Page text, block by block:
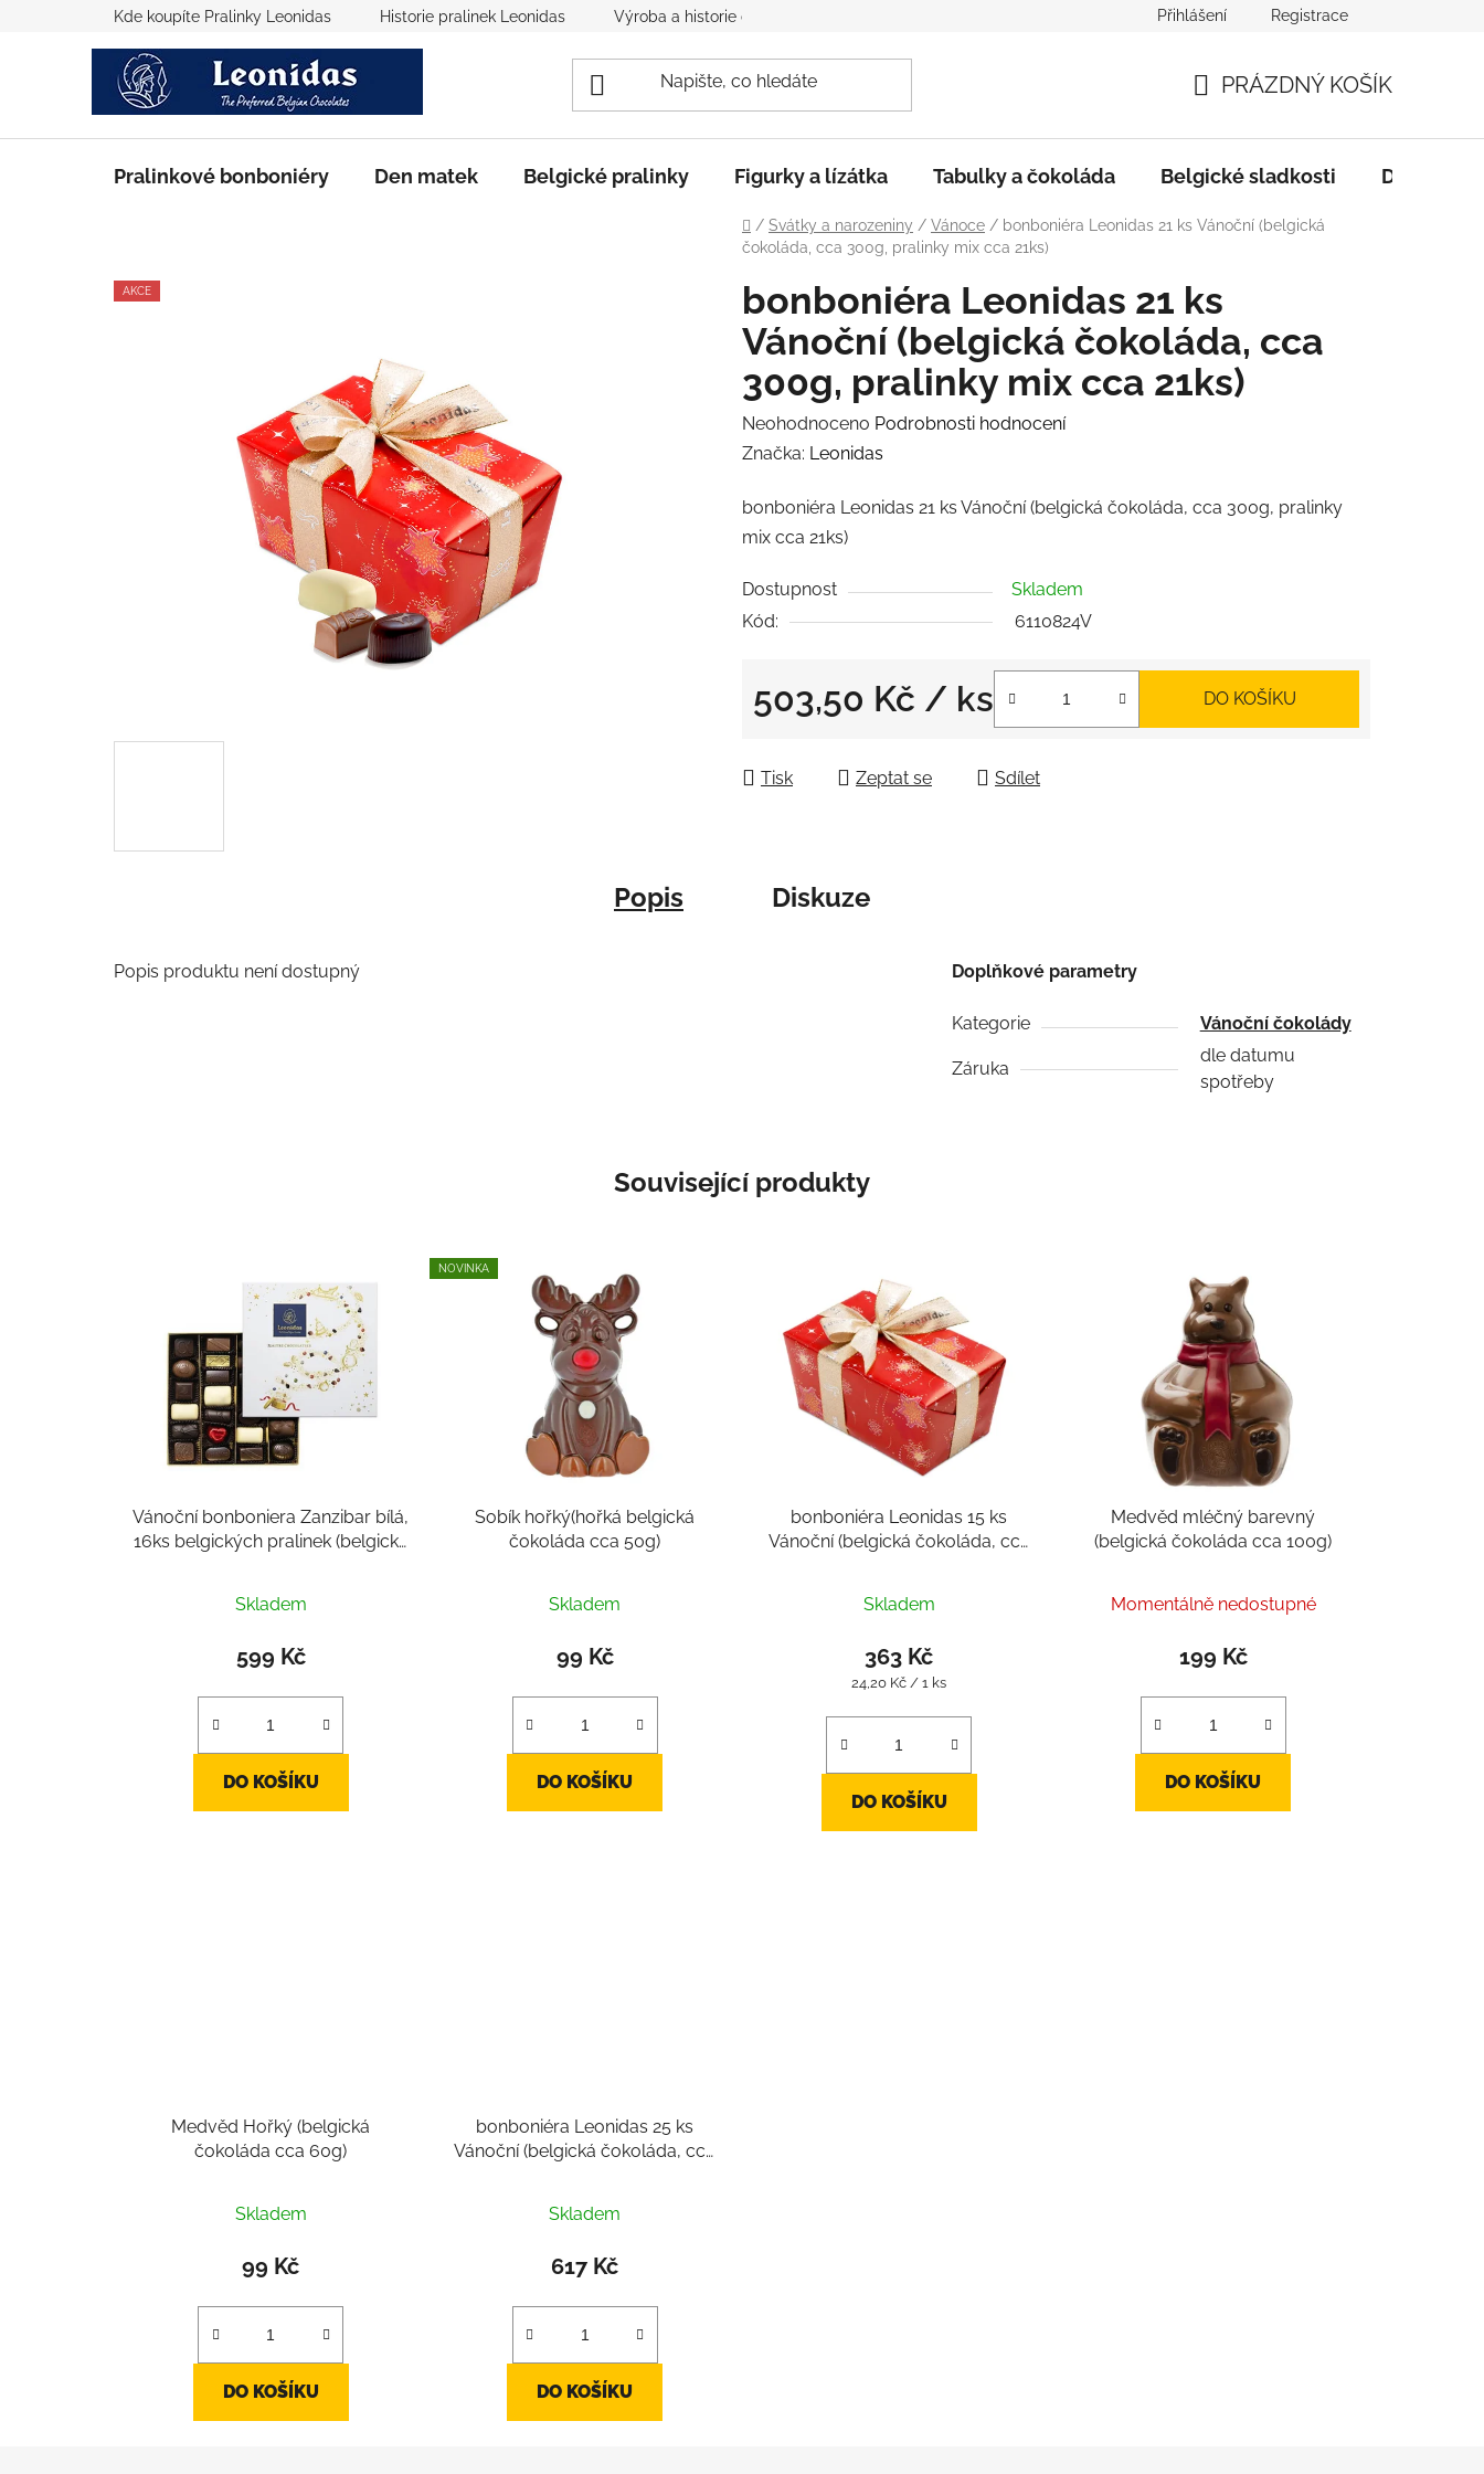
Kde koupíte Pralinky Leonidas Historie pralinek Leonidas Výroba a historie čokolády Složení, Seznam alergenů, Kosher certifikát
Přihlášení Registrace
KOŠÍK
PRÁZDNÝ KOŠÍK
Pralinkové bonboniéry Den matek Belgické pralinky Figurky a lízátka Tabulky a čokoláda Belgické sladkosti Dárkové
Domů
/ Svátky a narozeniny / Vánoce / bonboniéra Leonidas 21 ks Vánoční (belgická
čokoláda, cca 300g, pralinky mix cca 21ks)
bonboniéra Leonidas 21 ks
Vánoční (belgická čokoláda, cca
300g, pralinky mix cca 21ks)
Průměrné
hodnocení
je
0,0
5
hvězdiček.
Neohodnoceno Podrobnosti hodnocení
Značka: Leonidas
bonboniéra Leonidas 21 ks Vánoční (belgická čokoláda, cca 300g, pralinky
mix cca 21ks)
Dostupnost
Skladem
Kód:
6110824V
503,50 Kč / ks DO KOŠÍKU
Tisk Zeptat se Sdílet
AKCE
Popis Diskuze
Popis produktu není dostupný Doplňkové parametry
Kategorie Vánoční čokolády
Záruka
dle datumu
spotřeby
Související produkty
Vánoční bonboniera Zanzibar bílá,
16ks belgických pralinek (belgická
Skladem
599 Kč
DO KOŠÍKU
NOVINKA
Sobík hořký(hořká belgická
čokoláda cca 50g)
Skladem
99 Kč
DO KOŠÍKU
bonboniéra Leonidas 15 ks
Vánoční (belgická čokoláda, cca
Skladem
363 Kč
Měrná
24,20 Kč / 1 ks
DO KOŠÍKU
Medvěd mléčný barevný
(belgická čokoláda cca 100g)
Momentálně nedostupné
199 Kč
DO KOŠÍKU
Medvěd Hořký (belgická
čokoláda cca 60g)
Skladem
99 Kč
DO KOŠÍKU
bonboniéra Leonidas 25 ks
Vánoční (belgická čokoláda, cca
Skladem
617 Kč
DO KOŠÍKU